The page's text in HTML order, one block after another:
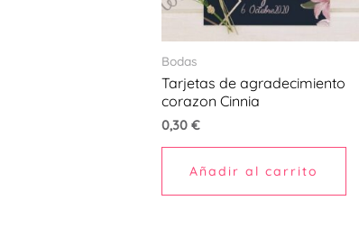
Bodas
Tarjetas de agradecimiento
corazon Cinnia
0,30 €
Añadir al carrito